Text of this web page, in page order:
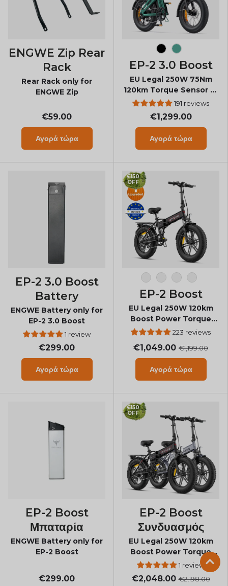
ENGWE Zip Rear
Rack
Rear Rack only for
ENGWE Zip
€59.00
Αγορά τώρα
BlackForest
EP-2 3.0 Boost
EU Legal 250W 75Nm
120km Torque Sensor E-
Bike191 reviews
€1,299.00
Αγορά τώρα
EP-2 3.0 Boost
Battery
ENGWE Battery only for
EP-2 3.0 Boost
1 review
€299.00
Αγορά τώρα
€150
OFF
Μαύρος
ΓκρίVintage καφέ
EP-2 Boost
EU Legal 250W 120km
Boost Power Torque
Sensor All-Terrain E-Bike
223 reviews
€1,049.00 €1,199.00
Αγορά τώρα
EP-2 Boost
Μπαταρία
ENGWE Battery only for
EP-2 Boost
€299.00
€150
OFF
EP-2 Boost
Συνδυασμός
EU Legal 250W 120km
Boost Power Torque
Sensor All-Terrain E-Bike
1 review
€2,048.00€2,198.00